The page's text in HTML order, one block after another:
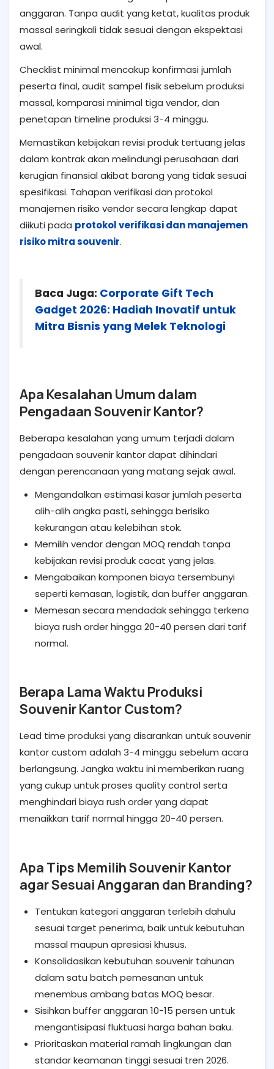
anggaran. Tanpa audit yang ketat, kualitas produk
massal seringkali tidak sesuai dengan ekspektasi
awal.
Checklist minimal mencakup konfirmasi jumlah
peserta final, audit sampel fisik sebelum produksi
massal, komparasi minimal tiga vendor, dan
penetapan timeline produksi 3-4 minggu.
Memastikan kebijakan revisi produk tertuang jelas
dalam kontrak akan melindungi perusahaan dari
kerugian finansial akibat barang yang tidak sesuai
spesifikasi. Tahapan verifikasi dan protokol
manajemen risiko vendor secara lengkap dapat
diikuti pada protokol verifikasi dan manajemen
risiko mitra souvenir.
Baca Juga: Corporate Gift Tech
Gadget 2026: Hadiah Inovatif untuk
Mitra Bisnis yang Melek Teknologi
Apa Kesalahan Umum dalam
Pengadaan Souvenir Kantor?
Beberapa kesalahan yang umum terjadi dalam
pengadaan souvenir kantor dapat dihindari
dengan perencanaan yang matang sejak awal.
Mengandalkan estimasi kasar jumlah peserta
alih-alih angka pasti, sehingga berisiko
kekurangan atau kelebihan stok.
Memilih vendor dengan MOQ rendah tanpa
kebijakan revisi produk cacat yang jelas.
Mengabaikan komponen biaya tersembunyi
seperti kemasan, logistik, dan buffer anggaran.
Memesan secara mendadak sehingga terkena
biaya rush order hingga 20-40 persen dari tarif
normal.
Berapa Lama Waktu Produksi
Souvenir Kantor Custom?
Lead time produksi yang disarankan untuk souvenir
kantor custom adalah 3-4 minggu sebelum acara
berlangsung. Jangka waktu ini memberikan ruang
yang cukup untuk proses quality control serta
menghindari biaya rush order yang dapat
menaikkan tarif normal hingga 20-40 persen.
Apa Tips Memilih Souvenir Kantor
agar Sesuai Anggaran dan Branding?
Tentukan kategori anggaran terlebih dahulu
sesuai target penerima, baik untuk kebutuhan
massal maupun apresiasi khusus.
Konsolidasikan kebutuhan souvenir tahunan
dalam satu batch pemesanan untuk
menembus ambang batas MOQ besar.
Sisihkan buffer anggaran 10-15 persen untuk
mengantisipasi fluktuasi harga bahan baku.
Prioritaskan material ramah lingkungan dan
standar keamanan tinggi sesuai tren 2026.